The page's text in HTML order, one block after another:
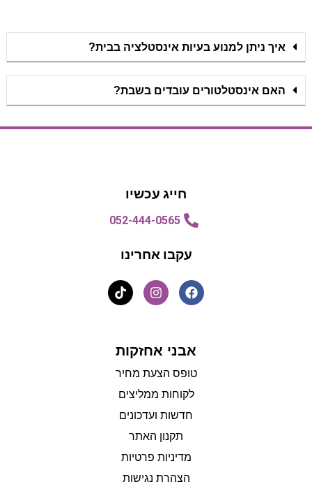
איך ניתן למנוע בעיות אינסטלציה בבית?
האם אינסטלטורים עובדים בשבת?
חייג עכשיו
052-444-0565
עקבו אחרינו
אבני אחזקות
טופס הצעת מחיר
לקוחות ממליצים
חדשות ועדכונים
תקנון האתר
מדיניות פרטיות
הצהרת נגישות